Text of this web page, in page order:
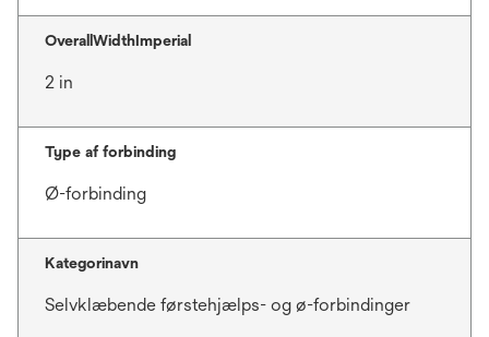
OverallWidthImperial
2 in
Type af forbinding
Ø-forbinding
Kategorinavn
Selvklæbende førstehjælps- og ø-forbindinger